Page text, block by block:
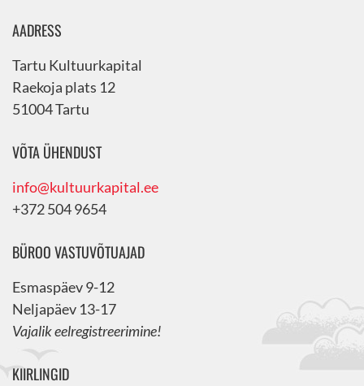
AADRESS
Tartu Kultuurkapital
Raekoja plats 12
51004 Tartu
VÕTA ÜHENDUST
info@kultuurkapital.ee
+372 504 9654
BÜROO VASTUVÕTUAJAD
Esmaspäev 9-12
Neljapäev 13-17
Vajalik eelregistreerimine!
KIIRLINGID